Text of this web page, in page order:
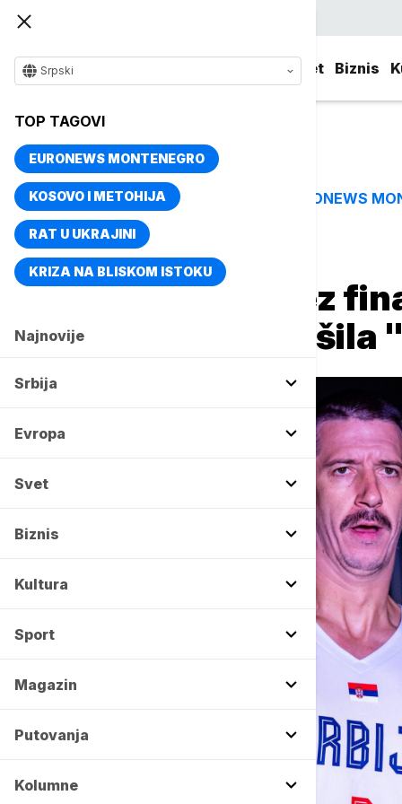
Svet Biznis
Srpski
TOP TAGOVI
EURONEWS MONTENEGRO
KOSOVO I METOHIJA
RAT U UKRAJINI
KRIZA NA BLISKOM ISTOKU
Najnovije
Srbija
Evropa
Svet
Biznis
Kultura
Sport
Magazin
Putovanja
Kolumne
TOP TAGOVI EURONEWS
Naslovna Sport
Srbija ostala bez
produžetka srušila